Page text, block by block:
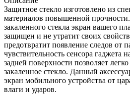
Защитное стекло изготовлено из
материалов повышенной
закаленного стекла экран вашего
защищен и не утратит своих
предотвратит появление следов от
чувствительность сенсора гаджета
задней поверхности позволяет
закаленное стекло. Данный
экран мобильного устройства от
влаги и ударов.